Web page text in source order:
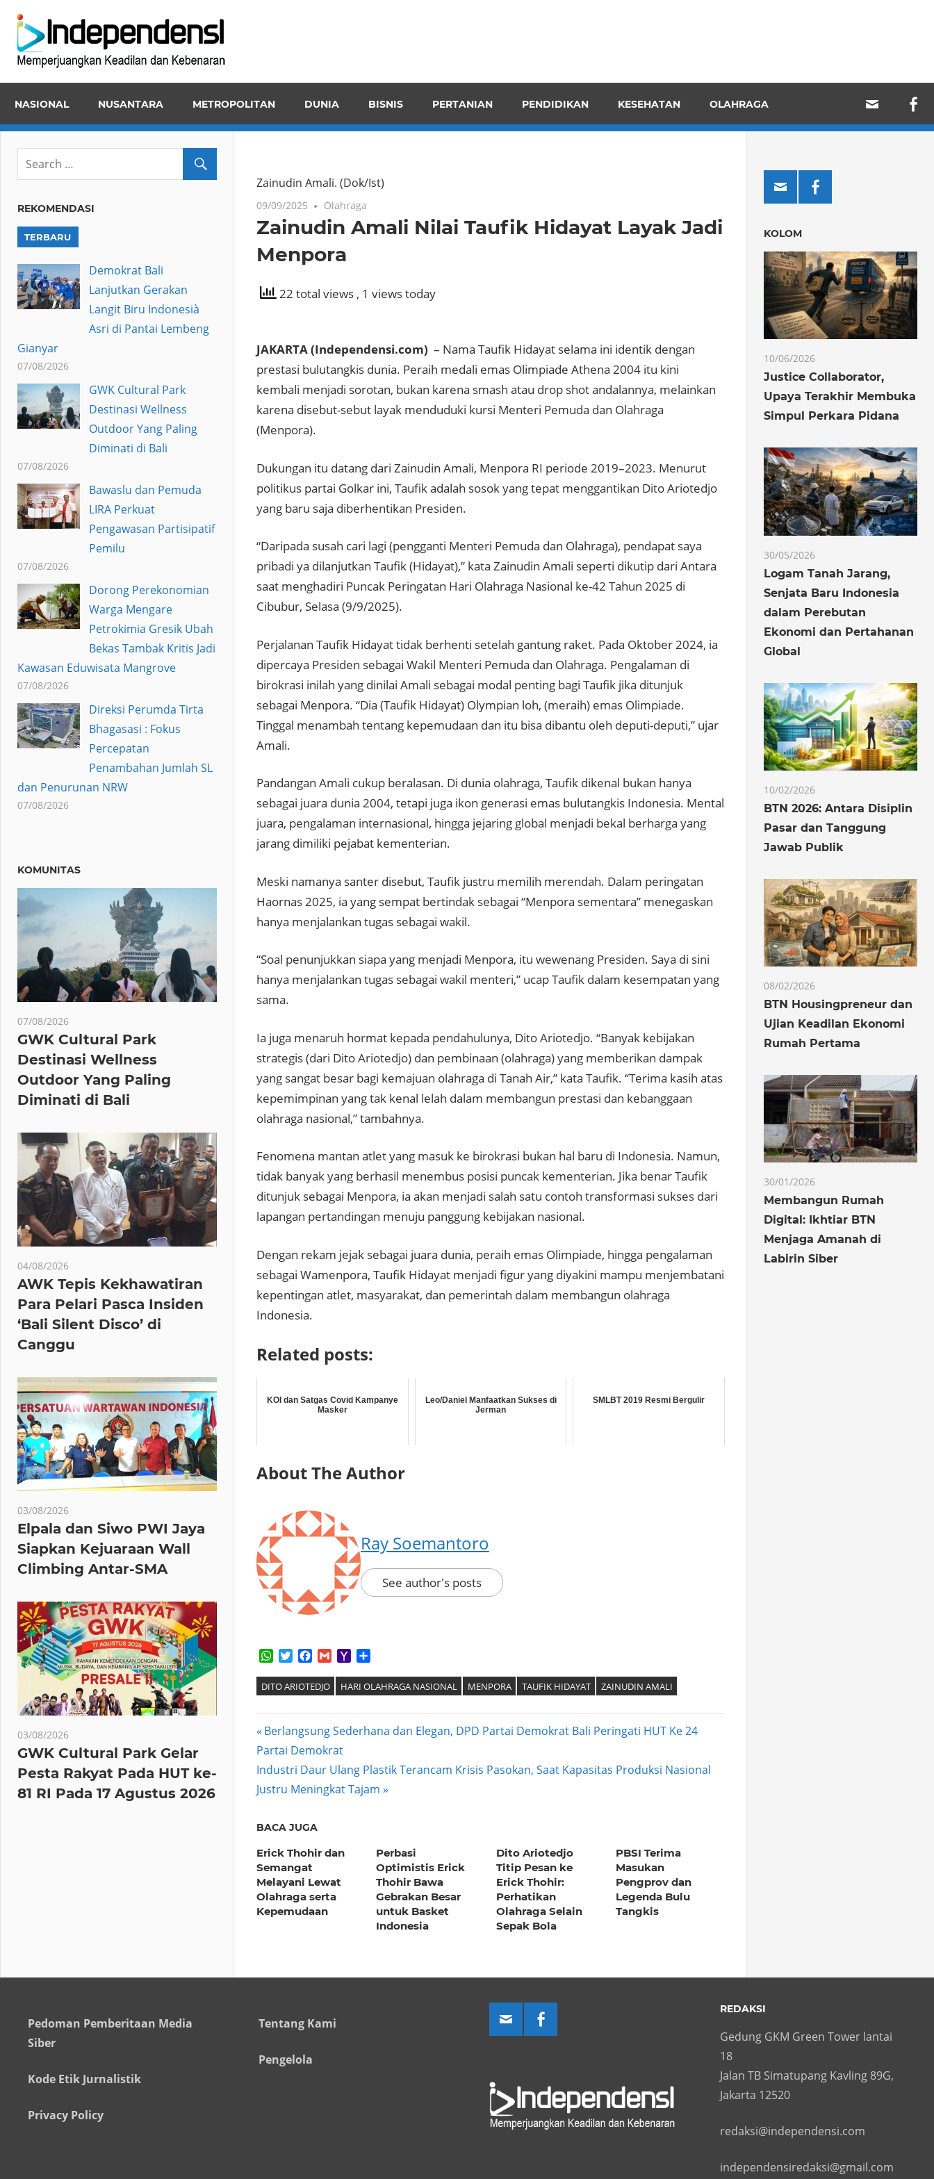
content
dan
NASIONAL NUSANTARA METROPOLITAN DUNIA BISNIS PERTANIAN PENDIDIKAN KESEHATAN OLAHRAGA
Zainudin Amali. (Dok/Ist)
09/09/2025 Olahraga
Zainudin Amali Nilai Taufik Hidayat Layak Jadi
Menpora
22 total views , 1 views today
JAKARTA (Independensi.com) – Nama Taufik Hidayat selama ini identik dengan
prestasi bulutangkis dunia. Peraih medali emas Olimpiade Athena 2004 itu kini
kembali menjadi sorotan, bukan karena smash atau drop shot andalannya, melainkan
karena disebut-sebut layak menduduki kursi Menteri Pemuda dan Olahraga
(Menpora).
Dukungan itu datang dari Zainudin Amali, Menpora RI periode 2019–2023. Menurut
politikus partai Golkar ini, Taufik adalah sosok yang tepat menggantikan Dito Ariotedjo
yang baru saja diberhentikan Presiden.
“Daripada susah cari lagi (pengganti Menteri Pemuda dan Olahraga), pendapat saya
pribadi ya dilanjutkan Taufik (Hidayat),” kata Zainudin Amali seperti dikutip dari Antara
saat menghadiri Puncak Peringatan Hari Olahraga Nasional ke-42 Tahun 2025 di
Cibubur, Selasa (9/9/2025).
Perjalanan Taufik Hidayat tidak berhenti setelah gantung raket. Pada Oktober 2024, ia
dipercaya Presiden sebagai Wakil Menteri Pemuda dan Olahraga. Pengalaman di
birokrasi inilah yang dinilai Amali sebagai modal penting bagi Taufik jika ditunjuk
sebagai Menpora. “Dia (Taufik Hidayat) Olympian loh, (meraih) emas Olimpiade.
Tinggal menambah tentang kepemudaan dan itu bisa dibantu oleh deputi-deputi,” ujar
Amali.
Pandangan Amali cukup beralasan. Di dunia olahraga, Taufik dikenal bukan hanya
sebagai juara dunia 2004, tetapi juga ikon generasi emas bulutangkis Indonesia. Mental
juara, pengalaman internasional, hingga jejaring global menjadi bekal berharga yang
jarang dimiliki pejabat kementerian.
Meski namanya santer disebut, Taufik justru memilih merendah. Dalam peringatan
Haornas 2025, ia yang sempat bertindak sebagai “Menpora sementara” menegaskan
hanya menjalankan tugas sebagai wakil.
“Soal penunjukkan siapa yang menjadi Menpora, itu wewenang Presiden. Saya di sini
hanya menjalankan tugas sebagai wakil menteri,” ucap Taufik dalam kesempatan yang
sama.
Ia juga menaruh hormat kepada pendahulunya, Dito Ariotedjo. “Banyak kebijakan
strategis (dari Dito Ariotedjo) dan pembinaan (olahraga) yang memberikan dampak
yang sangat besar bagi kemajuan olahraga di Tanah Air,” kata Taufik. “Terima kasih atas
kepemimpinan yang tak kenal lelah dalam membangun prestasi dan kebanggaan
olahraga nasional,” tambahnya.
Fenomena mantan atlet yang masuk ke birokrasi bukan hal baru di Indonesia. Namun,
tidak banyak yang berhasil menembus posisi puncak kementerian. Jika benar Taufik
ditunjuk sebagai Menpora, ia akan menjadi salah satu contoh transformasi sukses dari
lapangan pertandingan menuju panggung kebijakan nasional.
Dengan rekam jejak sebagai juara dunia, peraih emas Olimpiade, hingga pengalaman
sebagai Wamenpora, Taufik Hidayat menjadi figur yang diyakini mampu menjembatani
kepentingan atlet, masyarakat, dan pemerintah dalam membangun olahraga
Indonesia.
Related posts:
KOI dan Satgas Covid Kampanye
Masker
Leo/Daniel Manfaatkan Sukses di
Jerman
SMLBT 2019 Resmi Bergulir
About The Author
Ray Soemantoro
See author's posts
WhatsApp
TwitterFacebook
GmailYahoo
DITO ARIOTEDJO HARI OLAHRAGA NASIONAL MENPORA TAUFIK HIDAYAT ZAINUDIN AMALI
Post
navigation
Previous
Post:
Berlangsung Sederhana dan Elegan, DPD Partai Demokrat Bali Peringati HUT Ke 24
Partai Demokrat
Next
Post:
Industri Daur Ulang Plastik Terancam Krisis Pasokan, Saat Kapasitas Produksi Nasional
Justru Meningkat Tajam
BACA JUGA
Erick Thohir dan
Semangat
Melayani Lewat
Olahraga serta
Kepemudaan
Perbasi
Optimistis Erick
Thohir Bawa
Gebrakan Besar
untuk Basket
Indonesia
Dito Ariotedjo
Titip Pesan ke
Erick Thohir:
Perhatikan
Olahraga Selain
Sepak Bola
PBSI Terima
Masukan
Pengprov dan
Legenda Bulu
Tangkis
REKOMENDASI
TERBARU
Demokrat Bali
Lanjutkan Gerakan
Langit Biru Indonesià
Asri di Pantai Lembeng
Gianyar
07/08/2026
GWK Cultural Park
Destinasi Wellness
Outdoor Yang Paling
Diminati di Bali
07/08/2026
Bawaslu dan Pemuda
LIRA Perkuat
Pengawasan Partisipatif
Pemilu
07/08/2026
Dorong Perekonomian
Warga Mengare
Petrokimia Gresik Ubah
Bekas Tambak Kritis Jadi
Kawasan Eduwisata Mangrove
07/08/2026
Direksi Perumda Tirta
Bhagasasi : Fokus
Percepatan
Penambahan Jumlah SL
dan Penurunan NRW
07/08/2026
KOMUNITAS
07/08/2026
GWK Cultural Park
Destinasi Wellness
Outdoor Yang Paling
Diminati di Bali
04/08/2026
AWK Tepis Kekhawatiran
Para Pelari Pasca Insiden
‘Bali Silent Disco’ di
Canggu
03/08/2026
Elpala dan Siwo PWI Jaya
Siapkan Kejuaraan Wall
Climbing Antar-SMA
03/08/2026
GWK Cultural Park Gelar
Pesta Rakyat Pada HUT ke-
81 RI Pada 17 Agustus 2026
KOLOM
10/06/2026
Justice Collaborator,
Upaya Terakhir Membuka
Simpul Perkara Pidana
30/05/2026
Logam Tanah Jarang,
Senjata Baru Indonesia
dalam Perebutan
Ekonomi dan Pertahanan
Global
10/02/2026
BTN 2026: Antara Disiplin
Pasar dan Tanggung
Jawab Publik
08/02/2026
BTN Housingpreneur dan
Ujian Keadilan Ekonomi
Rumah Pertama
30/01/2026
Membangun Rumah
Digital: Ikhtiar BTN
Menjaga Amanah di
Labirin Siber
Pedoman Pemberitaan Media
Siber
Kode Etik Jurnalistik
Privacy Policy
Tentang Kami
Pengelola
REDAKSI
Gedung GKM Green Tower lantai
18
Jalan TB Simatupang Kavling 89G,
Jakarta 12520
redaksi@independensi.com
independensiredaksi@gmail.com